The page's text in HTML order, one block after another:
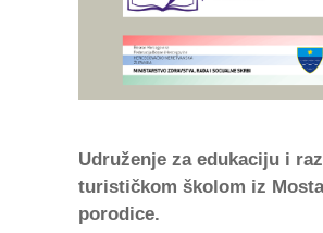
Udruženje za edukaciju i
turističkom školom iz
porodice.